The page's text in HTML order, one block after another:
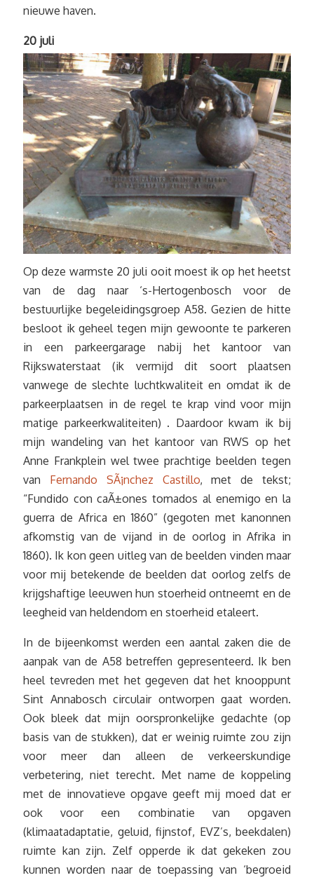
nieuwe haven.
20 juli
Op deze warmste 20 juli ooit moest ik op het heetst
van de dag naar ‘s-Hertogenbosch voor de
bestuurlijke begeleidingsgroep A58. Gezien de hitte
besloot ik geheel tegen mijn gewoonte te parkeren
in een parkeergarage nabij het kantoor van
Rijkswaterstaat (ik vermijd dit soort plaatsen
vanwege de slechte luchtkwaliteit en omdat ik de
parkeerplaatsen in de regel te krap vind voor mijn
matige parkeerkwaliteiten) . Daardoor kwam ik bij
mijn wandeling van het kantoor van RWS op het
Anne Frankplein wel twee prachtige beelden tegen
van Fernando SÃ¡nchez Castillo, met de tekst;
“Fundido con caÃ±ones tomados al enemigo en la
guerra de Africa en 1860” (gegoten met kanonnen
afkomstig van de vijand in de oorlog in Afrika in
1860). Ik kon geen uitleg van de beelden vinden maar
voor mij betekende de beelden dat oorlog zelfs de
krijgshaftige leeuwen hun stoerheid ontneemt en de
leegheid van heldendom en stoerheid etaleert.
In de bijeenkomst werden een aantal zaken die de
aanpak van de A58 betreffen gepresenteerd. Ik ben
heel tevreden met het gegeven dat het knooppunt
Sint Annabosch circulair ontworpen gaat worden.
Ook bleek dat mijn oorspronkelijke gedachte (op
basis van de stukken), dat er weinig ruimte zou zijn
voor meer dan alleen de verkeerskundige
verbetering, niet terecht. Met name de koppeling
met de innovatieve opgave geeft mij moed dat er
ook voor een combinatie van opgaven
(klimaatadaptatie, geluid, fijnstof, EVZ’s, beekdalen)
ruimte kan zijn. Zelf opperde ik dat gekeken zou
kunnen worden naar de toepassing van ‘begroeid